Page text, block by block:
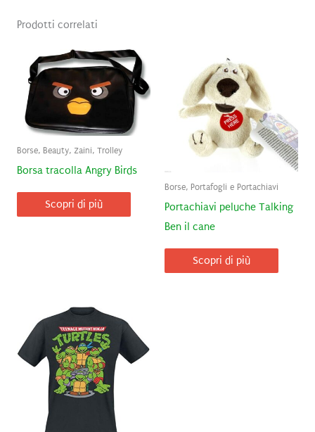
Prodotti correlati
Borse, Beauty, Zaini, Trolley
Borsa tracolla Angry Birds
Scopri di più
Borse, Portafogli e Portachiavi
Portachiavi peluche Talking
Ben il cane
Scopri di più